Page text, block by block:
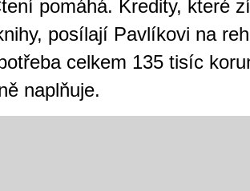
pomáhá. Kredity, které
posílají Pavlíkovi na
celkem 135 tisíc
naplňuje.
širokou nabídku her
automaty jak pro pravidelné
hráče. V...